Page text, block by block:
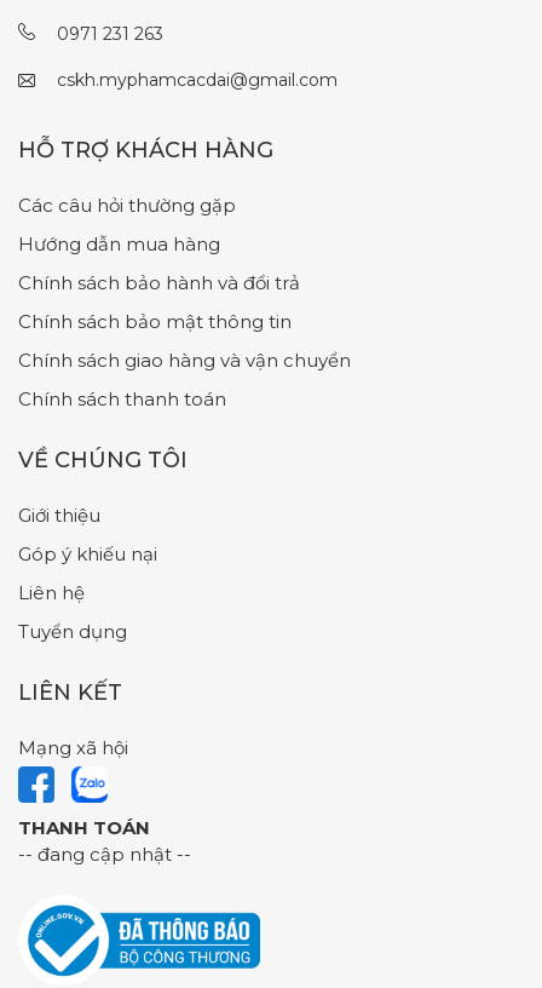
0971 231 263
cskh.myphamcacdai@gmail.com
HỖ TRỢ KHÁCH HÀNG
Các câu hỏi thường gặp
Hướng dẫn mua hàng
Chính sách bảo hành và đổi trả
Chính sách bảo mật thông tin
Chính sách giao hàng và vận chuyển
Chính sách thanh toán
VỀ CHÚNG TÔI
Giới thiệu
Góp ý khiếu nại
Liên hệ
Tuyển dụng
LIÊN KẾT
Mạng xã hội
THANH TOÁN
-- đang cập nhật --